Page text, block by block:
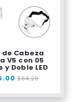
de Cabeza
V5 con 05
y Doble LED
Precio
oferta
$64.29